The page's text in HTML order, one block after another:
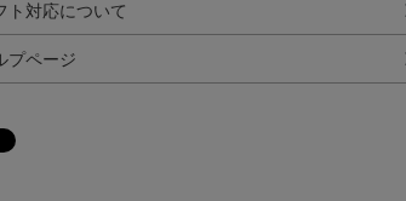
ト対応について
プページ